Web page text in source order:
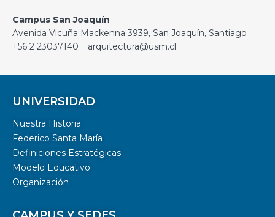
Campus San Joaquín
Avenida Vicuña Mackenna 3939, San Joaquín, Santiago
+56 2 23037140 · arquitectura@usm.cl
UNIVERSIDAD
Nuestra Historia
Federico Santa María
Definiciones Estratégicas
Modelo Educativo
Organización